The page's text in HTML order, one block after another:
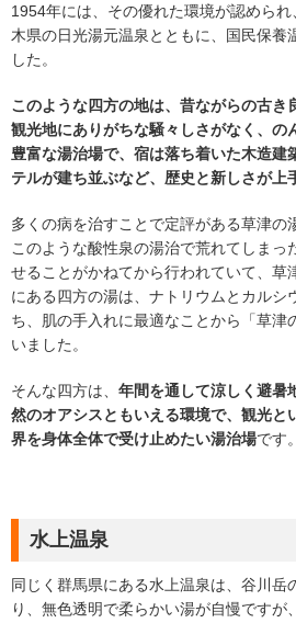
1954年には、その優れた環境が認めら
木県の日光湯元温泉とともに、国民保養
した。
このような四方の地は、昔ながらの古き
観光地にありがちな騒々しさがなく、の
豊富な湯治場で、宿は落ち着いた木造建
テルが建ち並ぶなど、歴史と新しさが上
多くの病を治すことで定評がある草津の
このような酸性泉の湯治で荒れてしまっ
せることがかねてから行われていて、草
にある四方の湯は、ナトリウムとカルシ
ち、肌の手入れに最適なことから「草津
いました。
そんな四方は、 年間を通して涼しく避暑
然のオアシスともいえる環境で、観光と
界を身体全体で受け止めたい湯治場です。
水上温泉
同じく群馬県にある水上温泉は、谷川岳
り、無色透明で柔らかい湯が自慢ですが